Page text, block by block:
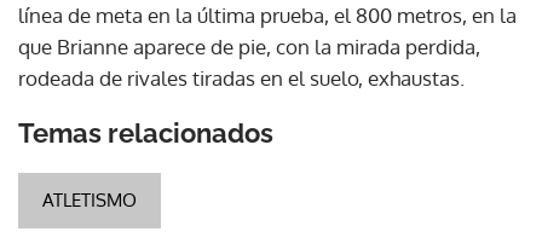
línea de meta en la última prueba, el 800 metros, en la
que Brianne aparece de pie, con la mirada perdida,
rodeada de rivales tiradas en el suelo, exhaustas.
Temas relacionados
ATLETISMO